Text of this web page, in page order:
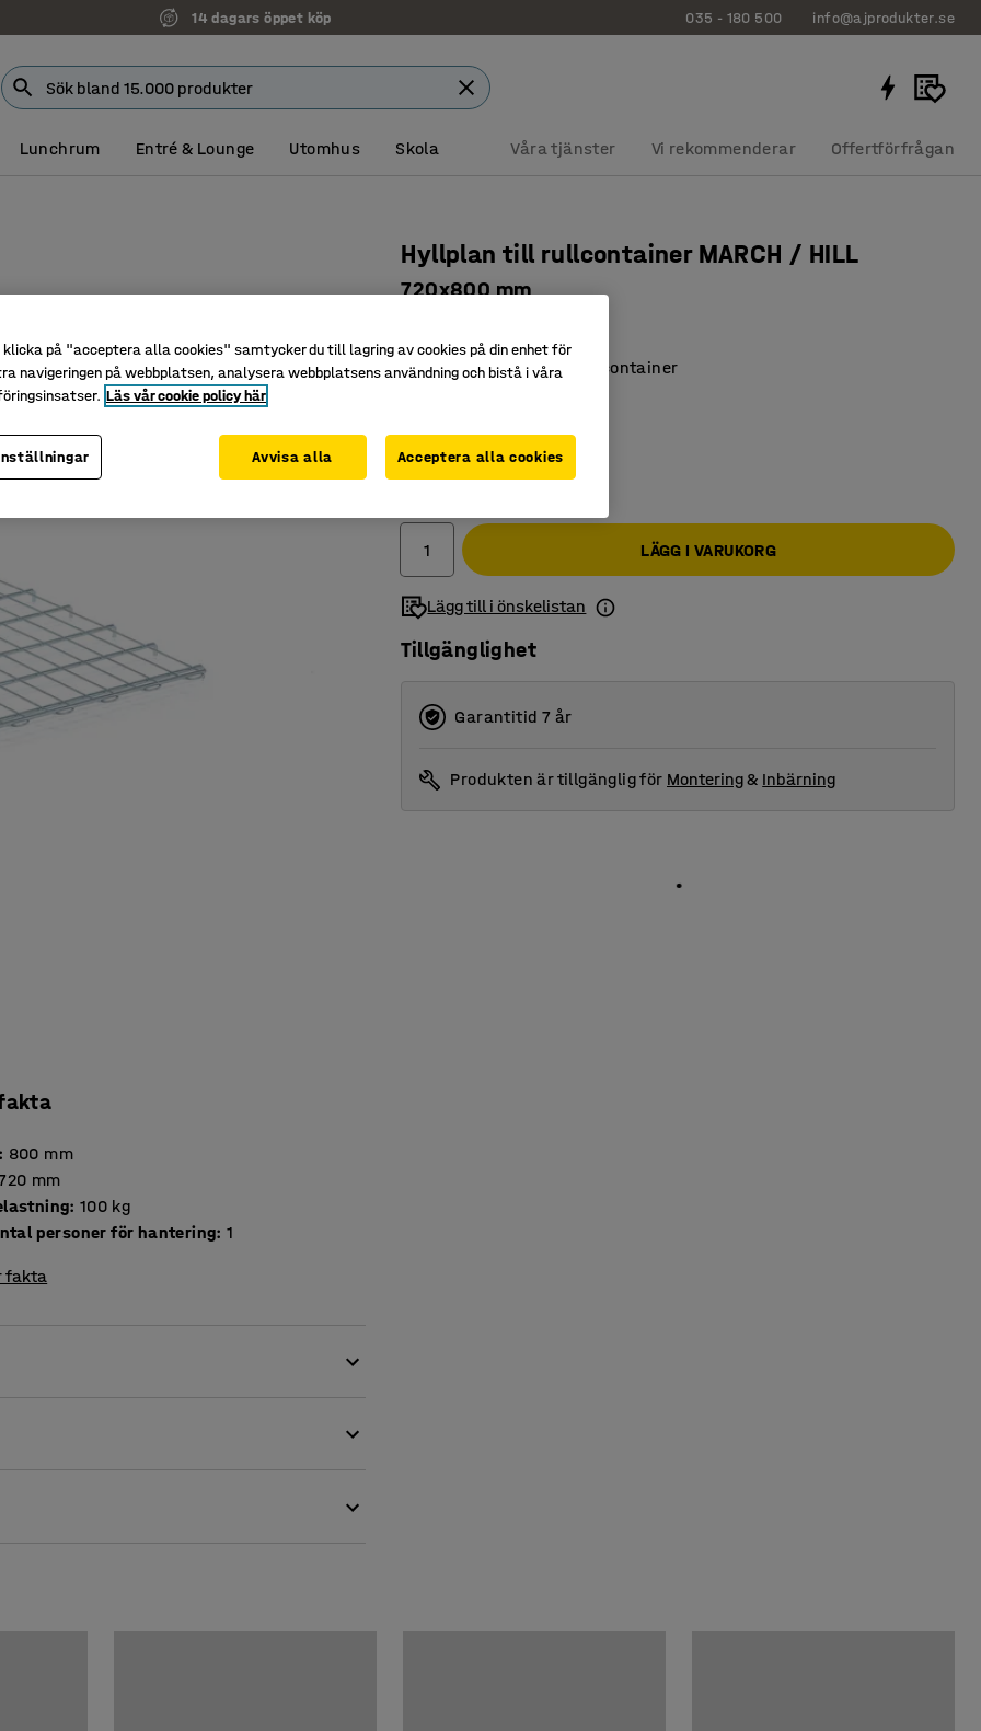
14 dagars öppet köp 035 - 180 500 info@ajprodukter.se
Lunchrum Entré & Lounge Utomhus Skola Våra tjänster Vi rekommenderar Offertförfrågan
: 800 mm
mm
: 100 kg
personer för hantering: 1
fakta
Hyllplanet är tillverkad av plåt.
Hyllplan till rullcontainer MARCH / HILL
720x800 mm
För bättre struktur i rullcontainer
425 kr
LÄGG I VARUKORG
Lägg till i önskelistan
Tillgänglighet
Garantitid 7 år
Produkten är tillgänglig för Montering& Inbärning
på "acceptera alla cookies" samtycker du till lagring av cookies på din enhet för
navigeringen på webbplatsen, analysera webbplatsens användning och bistå i våra
Läs vår cookie policy här
Avvisa alla Acceptera alla cookies